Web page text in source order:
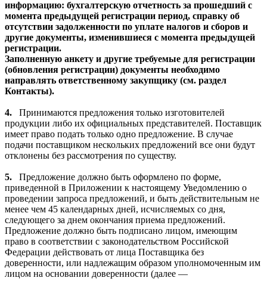
информацию: бухгалтерскую отчетность за прошедший с
момента предыдущей регистрации период, справку об
отсутствии задолженности по уплате налогов и сборов и
другие документы, изменившиеся с момента предыдущей
регистрации.
Заполненную анкету и другие требуемые для регистрации
(обновления регистрации) документы необходимо
направлять ответственному закупщику (см. раздел
Контакты).
4. Принимаются предложения только изготовителей
продукции либо их официальных представителей. Поставщик
имеет право подать только одно предложение. В случае
подачи поставщиком нескольких предложений все они будут
отклонены без рассмотрения по существу.
5. Предложение должно быть оформлено по форме,
приведенной в Приложении к настоящему Уведомлению о
проведении запроса предложений, и быть действительным не
менее чем 45 календарных дней, исчисляемых со дня,
следующего за днем окончания приема предложений.
Предложение должно быть подписано лицом, имеющим
право в соответствии с законодательством Российской
Федерации действовать от лица Поставщика без
доверенности, или надлежащим образом уполномоченным им
лицом на основании доверенности (далее —